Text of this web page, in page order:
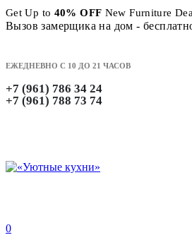
Get Up to 40% OFF New Furniture
Вызов замерщика на дом -
ЕЖЕДНЕВНО С 10 ДО 21 ЧАСОВ
+7 (961) 786 34 24
+7 (961) 788 73 74
0